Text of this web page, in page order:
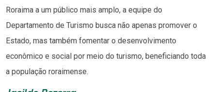
Roraima a um público mais amplo, a equipe do
Departamento de Turismo busca não apenas promover o
Estado, mas também fomentar o desenvolvimento
econômico e social por meio do turismo, beneficiando toda
a população roraimense.